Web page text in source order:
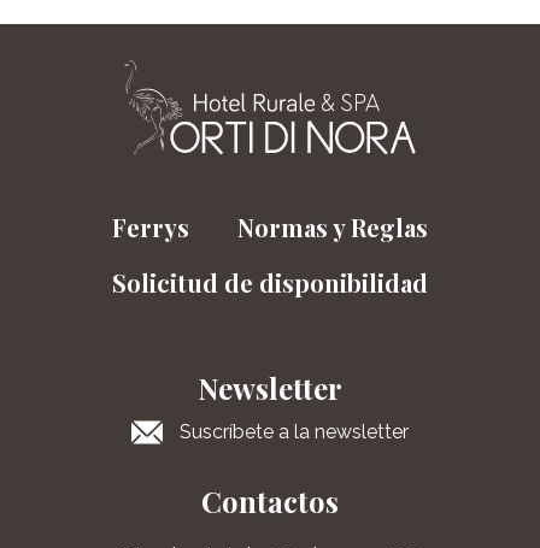
Ferrys
Normas y Reglas
Solicitud de disponibilidad
Newsletter
Suscríbete a la newsletter
Contactos